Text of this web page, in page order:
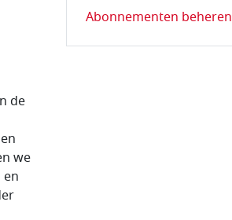
de
we
Abonnementen beheren